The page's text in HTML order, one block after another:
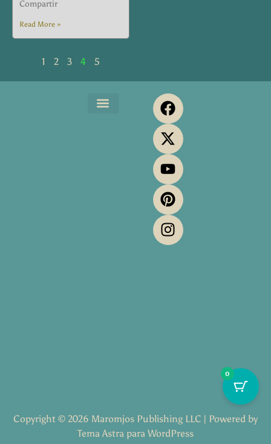
Compartir
Read More »
1 2 3 4 5
F
a
c
e
b
o
o
k
X
-
t
w
i
t
t
e
r
Y
o
u
t
u
b
e
P
i
n
t
e
r
e
s
t
I
n
s
t
a
g
r
a
m
Copyright © 2026 Maromjos Publishing LLC | Powered by
Tema Astra para WordPress
0